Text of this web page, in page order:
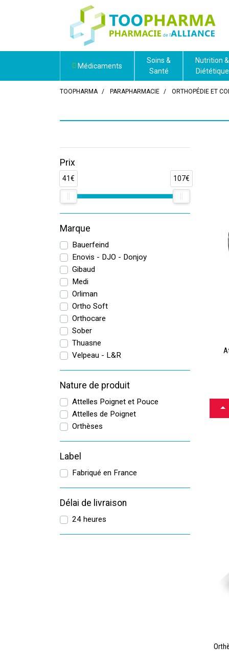
Médicaments
Soins &
Santé
Nutrition &
Diététique
TOOPHARMA PARAPHARMACIE ORTHOPÉDIE ET
Prix
41€ 107€
Marque
Bauerfeind
Enovis - DJO - Donjoy
Gibaud
Medi
Orliman
Ortho Soft
Orthocare
Sober
Thuasne
Velpeau - L&R
Nature de produit
Attelles Poignet et Pouce
Attelles de Poignet
Orthèses
Label
Fabriqué en France
Délai de livraison
24 heures